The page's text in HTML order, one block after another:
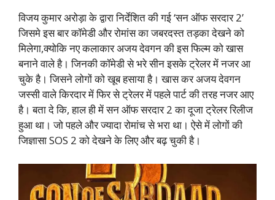
विजय कुमार अरोड़ा के द्वारा निर्देशित की गई ‘सन ऑफ सरदार 2’
जिसमे इस बार कॉमेडी और रोमांस का जबरदस्त तड़का देखने को
मिलेगा,क्योकि नए कलाकार अजय देवगन की इस फिल्म को खास
बनाने वाले है। जिनकी कॉमेडी से भरे सीन इसके ट्रेलर में नजर आ
चुके है। जिसने लोगों को खूब हसाया है। खास कर अजय देवगन
जस्सी वाले किरदार में फिर से ट्रेलर में पहले पार्ट की तरह नजर आए
है। बता दे कि, हाल ही में सन ऑफ सरदार 2 का दूजा ट्रेलर रिलीज
हुआ था। जो पहले और ज्यादा रोमांच से भरा था। ऐसे में लोगों की
जिज्ञासा SOS 2 को देखने के लिए और बढ़ चुकी है।